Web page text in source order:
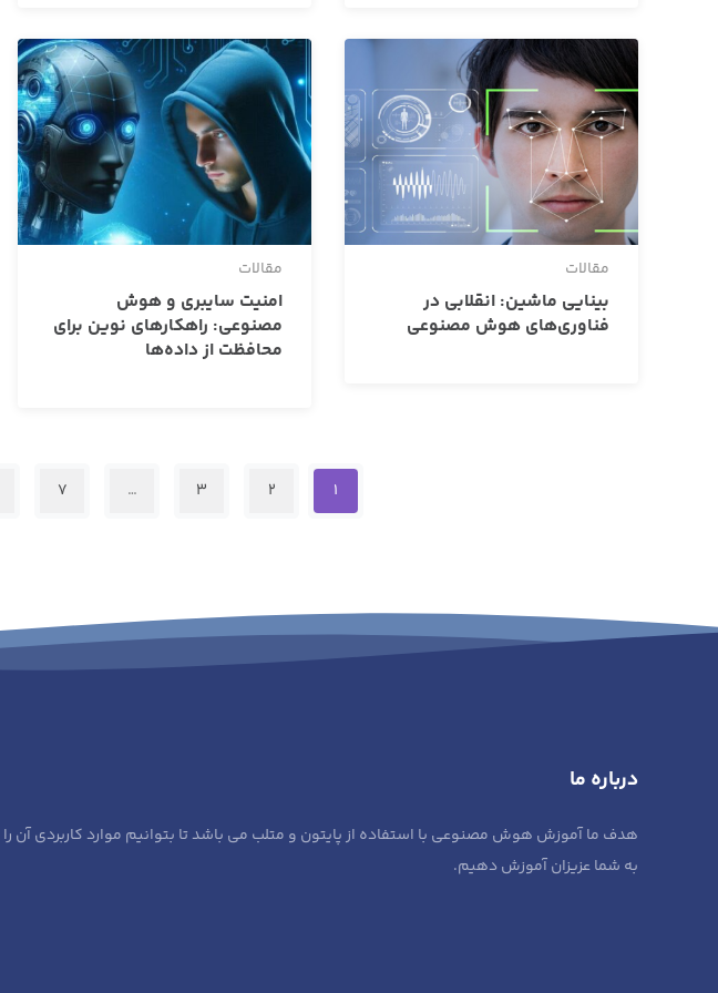
مقالات
بینایی ماشین: انقلابی در
فناوری‌های هوش مصنوعی
مقالات
امنیت سایبری و هوش
مصنوعی: راهکارهای نوین برای
محافظت از داده‌ها
1
2
3
…
7
درباره ما
هدف ما آموزش هوش مصنوعی با استفاده از پایتون و متلب می باشد تا بتوانیم موارد کاربردی آن را
به شما عزیزان آموزش دهیم.